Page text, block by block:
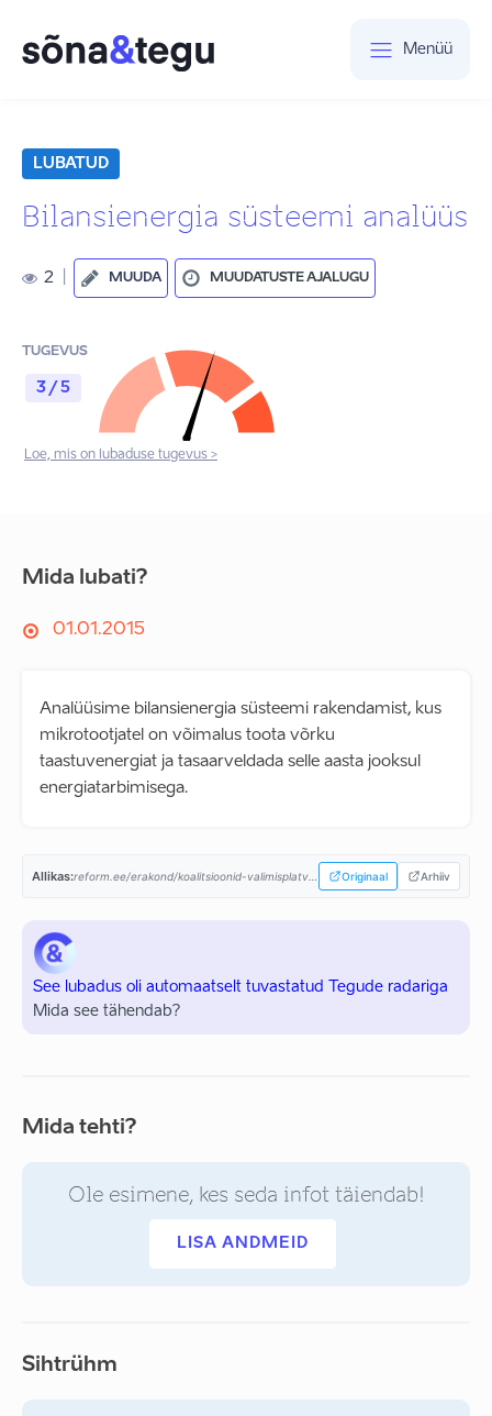
Menüü
LUBATUD
Bilansienergia süsteemi analüüs
2 MUUDA MUUDATUSTE AJALUGU
TUGEVUS
3 / 5
Loe, mis on lubaduse tugevus >
Mida lubati?
01.01.2015
Analüüsime bilansienergia süsteemi rakendamist, kus
mikrotootjatel on võimalus toota võrku
taastuvenergiat ja tasaarveldada selle aasta jooksul
energiatarbimisega.
Allikas: Originaal Arhiiv
See lubadus oli automaatselt tuvastatud Tegude radariga
Mida see tähendab?
Mida tehti?
Ole esimene, kes seda infot täiendab!
LISA ANDMEID
Sihtrühm